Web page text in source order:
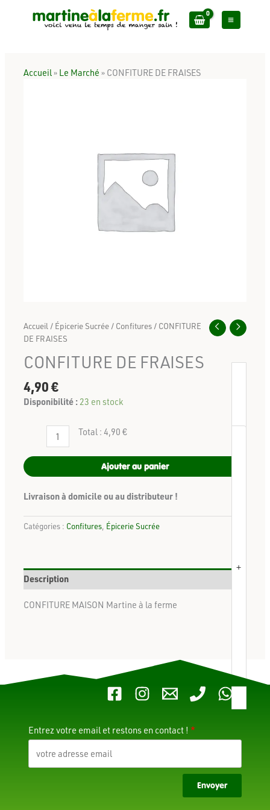
Accueil » Le Marché » CONFITURE DE FRAISES
Accueil / Épicerie Sucrée / Confitures / CONFITURE
DE FRAISES
CONFITURE DE FRAISES
4,90€
Disponibilité :23 en stock
+
Ajouter au panier
Total :4,90 €
Livraison à domicile ou au distributeur !
Catégories : Confitures, Épicerie Sucrée
Description
CONFITURE MAISON Martine à la ferme
Entrez votre email et restons en contact !
Envoyer